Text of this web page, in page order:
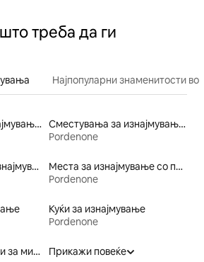
треба да ги
Најпопуларни знаменитости во
Сместувања за изнајмување погодни за семејства
Сместувања за изнајмување со сауна
Pordenone
Кондоминиуми за изнајмување
Места за изнајмување со појадок
Pordenone
Куќи за изнајмување
Pordenone
Сместувања погодни за миленичиња
Прикажи повеќе